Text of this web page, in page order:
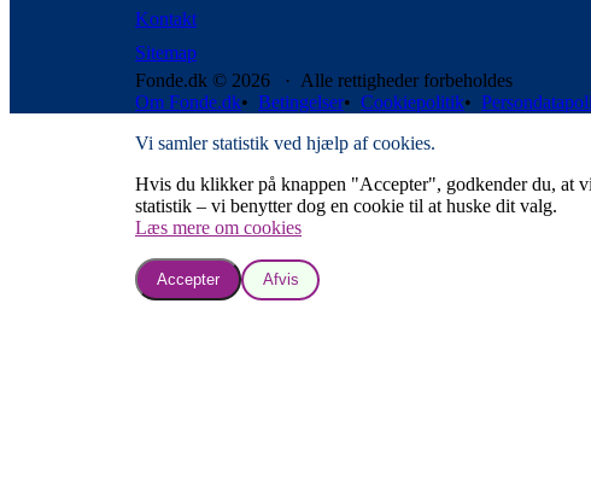
Kontakt
Sitemap
Fonde.dk © 2026 · Alle rettigheder forbeholdes
Om Fonde.dk• Betingelser• Cookiepolitik•
Vi samler statistik ved hjælp af cookies.
Hvis du klikker på knappen "Accepter", godkender du, at
statistik – vi benytter dog en cookie til at huske dit valg.
Læs mere om cookies
Accepter Afvis